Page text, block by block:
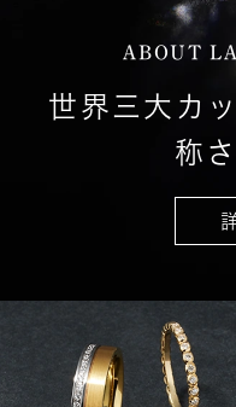
ABOUT
世界三大カ
称